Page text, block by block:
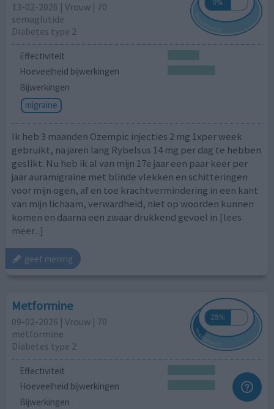
13-02-2026 | Vrouw | 70
semaglutide
Diabetes type 2
Effectiviteit
Hoeveelheid bijwerkingen
Bijwerkingen
migraine
Ik heb 3 maanden Ozempic injecties 2 mg 1xper week
gebruikt, na jaren lang Rybelsus 14 mg per dag te hebben
geslikt. Nu heb ik al van mijn 17e jaar een paar keer per
jaar auramigraine met blinde vlekken en schitteringen
voor mijn ogen, af en toe krachtvermindering in een kant
van mijn lichaam, verwardheid, niet op woorden kunnen
komen en daarna een zwaar drukkend gevoel in [lees
meer...]
geef mening
Metformine
09-02-2026 | Vrouw | 70
metformine
Diabetes type 2
Effectiviteit
Hoeveelheid bijwerkingen
Bijwerkingen